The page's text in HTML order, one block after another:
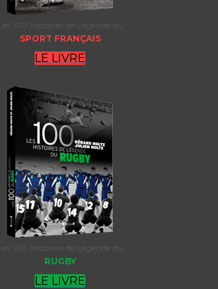
Les 100 Histoires de Légende du
SPORT FRANÇAIS
LE LIVRE
Les 100 Histoires de Légende du
RUGBY
LE LIVRE